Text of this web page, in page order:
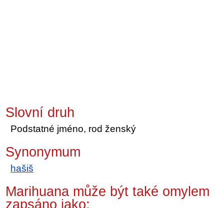
Slovní druh
Podstatné jméno, rod ženský
Synonymum
hašiš
Marihuana může být také omylem
zapsáno jako: